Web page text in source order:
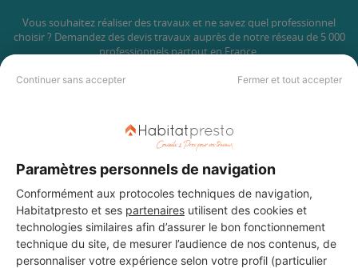
Continuer sans accepter Fermer et tout accepter
Paramètres personnels de navigation
Conformément aux protocoles techniques de navigation,
Habitatpresto et ses partenaires utilisent des cookies et
technologies similaires afin d’assurer le bon fonctionnement
technique du site, de mesurer l’audience de nos contenus, de
personnaliser votre expérience selon votre profil (particulier
Vous souhaitez réaliser des travaux et ne savez quel professionnel
choisir ? Demandez des devis travaux auprès de notre réseau de 5 000
professionnels partout en France.
DEMANDER UN DEVIS